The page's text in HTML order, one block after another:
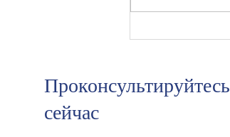
Проконсультируйтесь
сейчас